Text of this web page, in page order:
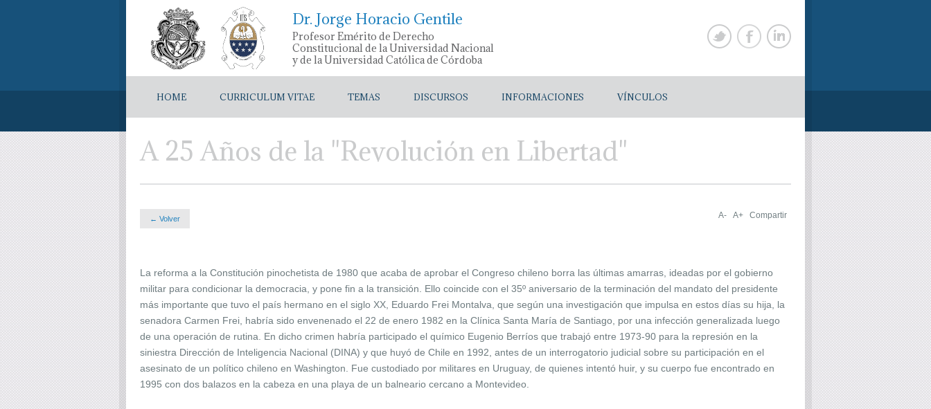
Dr. Jorge Horacio Gentile
Profesor Emérito de Derecho
Constitucional de la Universidad Nacional
y de la Universidad Católica de Córdoba
HOME CURRICULUM VITAE TEMAS DISCURSOS INFORMACIONES VÍNCULOS
A 25 Años de la "Revolución en Libertad"
← Volver A- A+ Compartir
La reforma a la Constitución pinochetista de 1980 que acaba de aprobar el Congreso chileno borra las últimas amarras, ideadas por el gobierno
militar para condicionar la democracia, y pone fin a la transición. Ello coincide con el 35º aniversario de la terminación del mandato del presidente
más importante que tuvo el país hermano en el siglo XX, Eduardo Frei Montalva, que según una investigación que impulsa en estos días su hija, la
senadora Carmen Frei, habría sido envenenado el 22 de enero 1982 en la Clínica Santa María de Santiago, por una infección generalizada luego
de una operación de rutina. En dicho crimen habría participado el químico Eugenio Berríos que trabajó entre 1973-90 para la represión en la
siniestra Dirección de Inteligencia Nacional (DINA) y que huyó de Chile en 1992, antes de un interrogatorio judicial sobre su participación en el
asesinato de un político chileno en Washington. Fue custodiado por militares en Uruguay, de quienes intentó huir, y su cuerpo fue encontrado en
1995 con dos balazos en la cabeza en una playa de un balneario cercano a Montevideo.